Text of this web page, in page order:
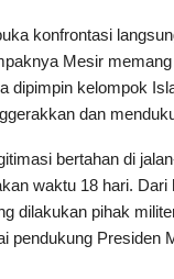
konfrontasi
Mesir
dipimpin kelompok
dan
bertahan di
waktu 18 hari.
dilakukan pihak
pendukung